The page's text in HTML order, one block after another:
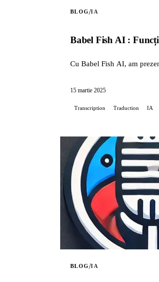
BLOG/IA
Babel Fish AI :
Cu Babel Fish AI, am
15 martie 2025
Transcription Traduction IA
BLOG/IA